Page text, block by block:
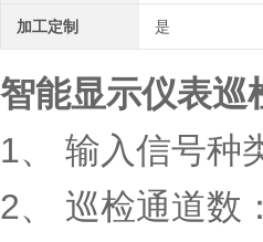
加工定制 是
智能显示仪表巡
1、 输入信号种
2、 巡检通道数